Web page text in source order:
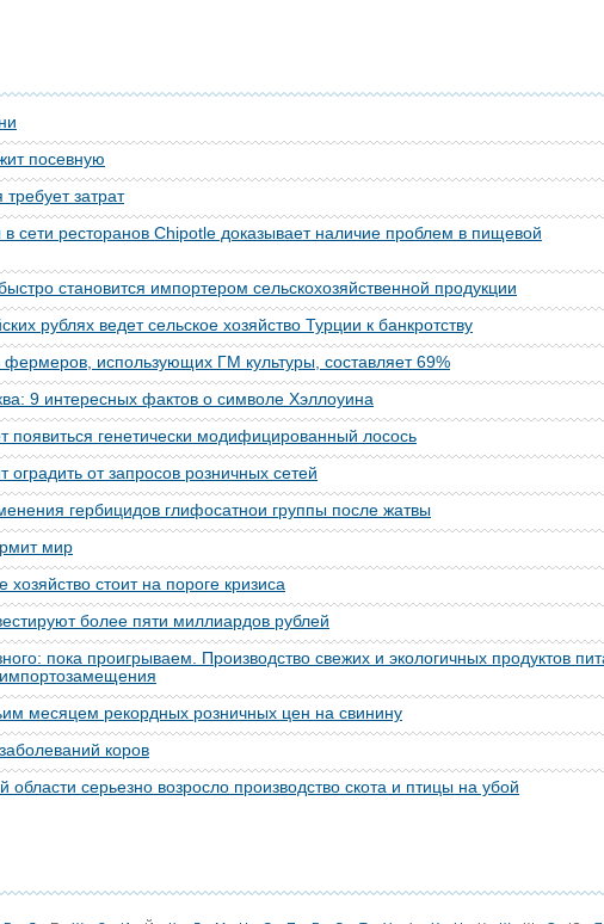
посевную
затрат
в сети ресторанов Chipotle доказывает наличие проблем в пищевой
становится импортером сельскохозяйственной продукции
рублях ведет сельское хозяйство Турции к банкротству
использующих ГМ культуры, составляет 69%
9 интересных фактов о символе Хэллоуина
появиться генетически модифицированный лосось
оградить от запросов розничных сетей
гербицидов глифосатнои группы после жатвы
мир
хозяйство стоит на пороге кризиса
более пяти миллиардов рублей
пока проигрываем. Производство свежих и экологичных продуктов
месяцем рекордных розничных цен на свинину
коров
области серьезно возросло производство скота и птицы на убой